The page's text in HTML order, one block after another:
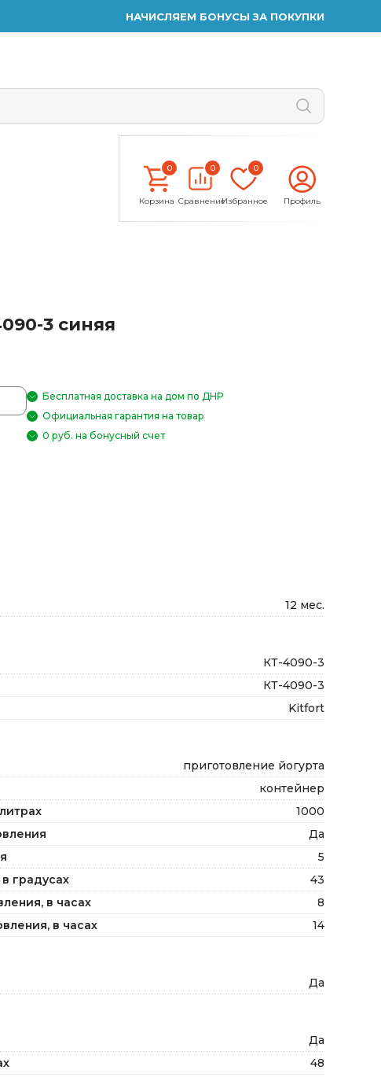
НАЧИСЛЯЕМ БОНУСЫ ЗА ПОКУПКИ
0
Корзина
0
Сравнение
0
Избранное Профиль
3 синяя
Бесплатная доставка на дом по ДНР
Официальная гарантия на товар
0 руб. на бонусный счет
12 мес.
КТ-4090-3
КТ-4090-3
Kitfort
приготовление йогурта
контейнер
1000
Да
5
градусах
43
в часах
8
в часах
14
Да
Да
48